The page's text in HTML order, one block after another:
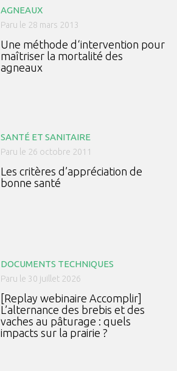
AGNEAUX
Paru le 28 mars 2013
Une méthode d‘intervention pour
maîtriser la mortalité des
agneaux
SANTÉ ET SANITAIRE
Paru le 26 octobre 2011
Les critères d’appréciation de
bonne santé
DOCUMENTS TECHNIQUES
Paru le 30 juillet 2026
[Replay webinaire Accomplir]
L’alternance des brebis et des
vaches au pâturage : quels
impacts sur la prairie ?